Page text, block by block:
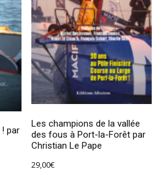
par
Les champions de la vallée
des fous à Port-la-Forêt par
Christian Le Pape
29,00€